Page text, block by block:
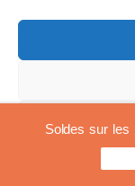
Daar
kwetsbaar is
kan de keuze
Sommige
extreme
Tenslotte:
Soldes sur les